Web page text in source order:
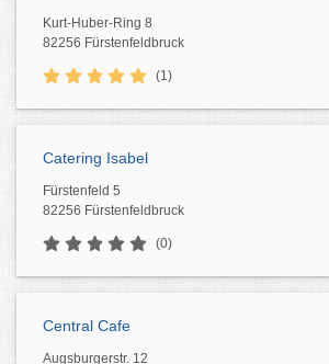
Kurt-Huber-Ring 8
82256 Fürstenfeldbruck
(1)
Catering Isabel
Fürstenfeld 5
82256 Fürstenfeldbruck
(0)
Central Cafe
Augsburgerstr. 12